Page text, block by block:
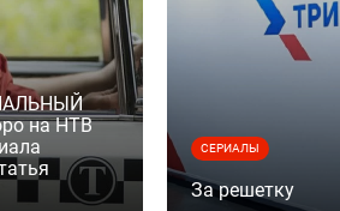
на НТВ
СЕРИАЛЫ
За решетку